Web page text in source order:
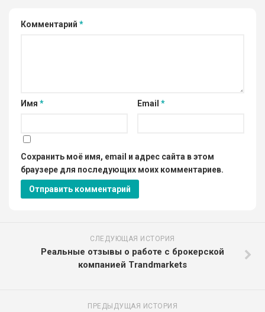
Комментарий *
Имя * Email *
Сохранить моё имя, email и адрес сайта в этом
браузере для последующих моих комментариев.
СЛЕДУЮЩАЯ ИСТОРИЯ
Реальные отзывы о работе с брокерской
компанией Trandmarkets
ПРЕДЫДУЩАЯ ИСТОРИЯ